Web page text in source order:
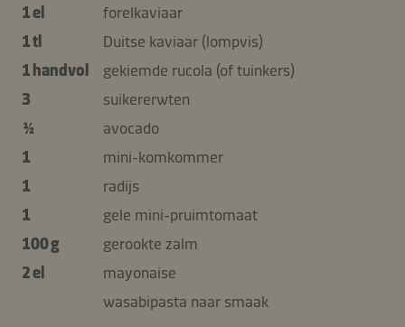
1 el
forelkaviaar
1 tl
Duitse kaviaar (lompvis)
1 handvol
gekiemde rucola (of tuinkers)
3
suikererwten
½
avocado
1
mini-komkommer
1
radijs
1
gele mini-pruimtomaat
100 g
gerookte zalm
2 el
mayonaise
wasabipasta naar smaak